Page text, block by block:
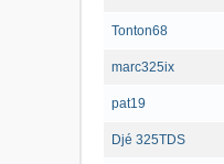
Tonton68
marc325ix
pat19
Djé 325TDS